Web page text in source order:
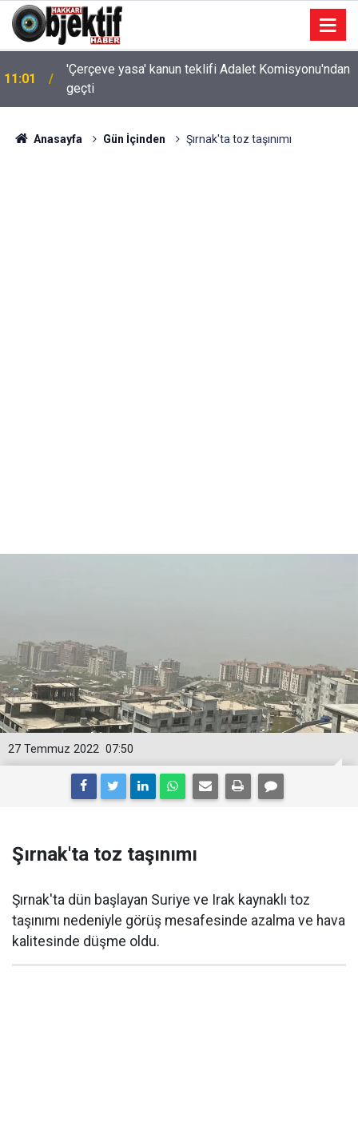
11:01
'Çerçeve yasa' kanun teklifi Adalet Komisyonu'ndan
geçti
Anasayfa Gün İçinden Şırnak'ta toz taşınımı
07:50
27 Temmuz 2022
Şırnak'ta toz taşınımı
Şırnak'ta dün başlayan Suriye ve Irak kaynaklı toz
taşınımı nedeniyle görüş mesafesinde azalma ve hava
kalitesinde düşme oldu.